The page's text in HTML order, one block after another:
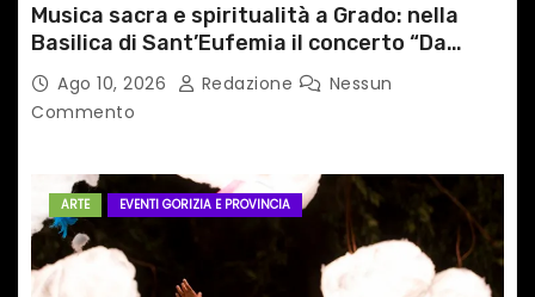
Musica sacra e spiritualità a Grado: nella
Basilica di Sant’Eufemia il concerto “Da
pacem, Domine”
Ago 10, 2026 Redazione
Nessun
Commento
ARTE EVENTI GORIZIA E PROVINCIA